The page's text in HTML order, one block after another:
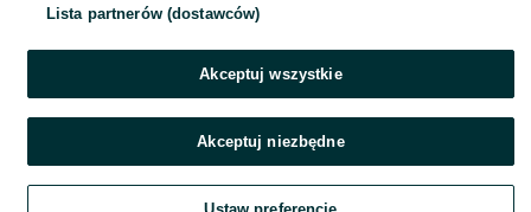
Lista partnerów (dostawców)
Akceptuj wszystkie
Akceptuj niezbędne